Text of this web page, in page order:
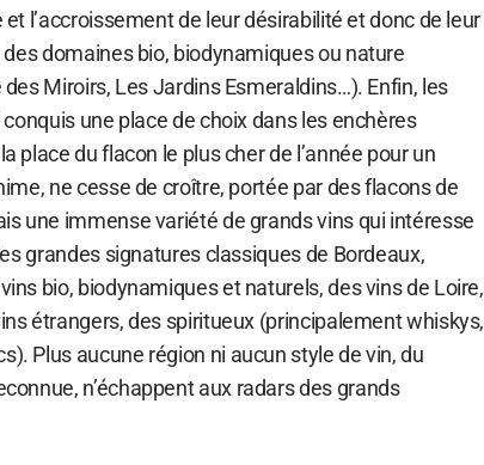
l’accroissement de leur désirabilité et donc de leur
domaines bio, biodynamiques ou nature
des Miroirs, Les Jardins Esmeraldins…). Enfin, les
une place de choix dans les enchères
place du flacon le plus cher de l’année pour un
ne cesse de croître, portée par des flacons de
une immense variété de grands vins qui intéresse
grandes signatures classiques de Bordeaux,
bio, biodynamiques et naturels, des vins de Loire,
étrangers, des spiritueux (principalement whiskys,
Plus aucune région ni aucun style de vin, du
n’échappent aux radars des grands